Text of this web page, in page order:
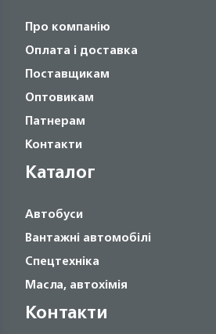
Про компанію
Оплата і доставка
Поставщикам
Оптовикам
Патнерам
Контакти
Каталог
Автобуси
Вантажні автомобілі
Спецтехніка
Масла, автохімія
Контакти